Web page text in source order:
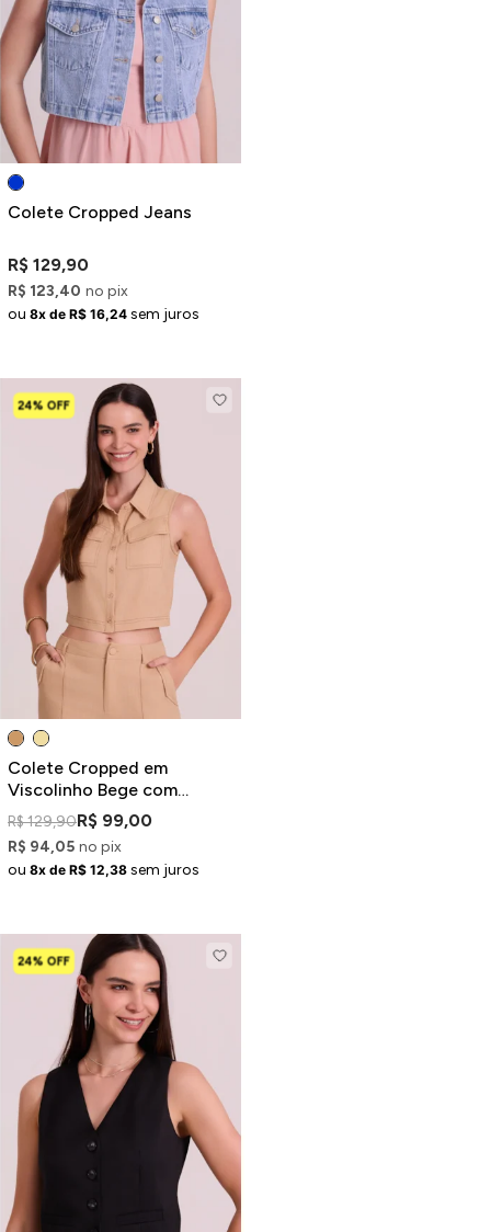
Colete Cropped Jeans
R$ 129,90
R$ 123,40 no pix
ou 8x de R$ 16,24 sem juros
24% OFF
Colete Cropped em
Viscolinho Bege com
Costuras Contrastantes
R$ 129,90R$ 99,00
R$ 94,05 no pix
ou 8x de R$ 12,38 sem juros
24% OFF